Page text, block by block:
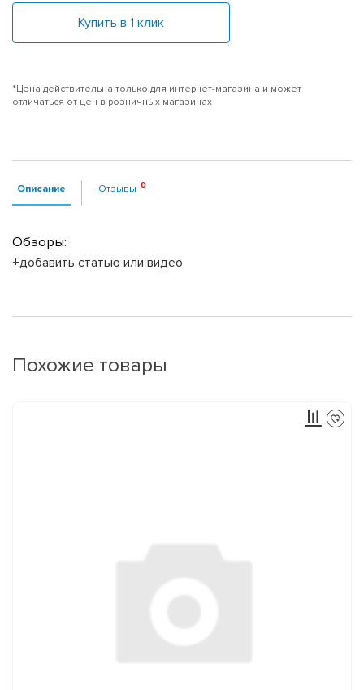
Купить в 1 клик
*Цена действительна только для интернет-магазина и может
отличаться от цен в розничных магазинах
Описание Отзывы
Обзоры:
+добавить статью или видео
Похожие товары